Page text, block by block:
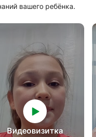
вашего ребёнка.
Видеовизитка